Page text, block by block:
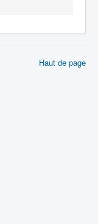
Haut de page